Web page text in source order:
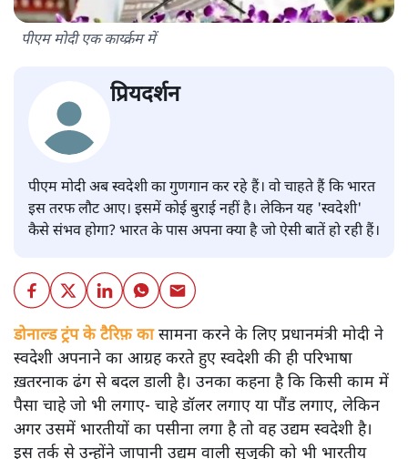
पीएम मोदी एक कार्य्क्रम में
प्रियदर्शन
पीएम मोदी अब स्वदेशी का गुणगान कर रहे हैं। वो चाहते हैं कि भारत
इस तरफ लौट आए। इसमें कोई बुराई नहीं है। लेकिन यह 'स्वदेशी'
कैसे संभव होगा? भारत के पास अपना क्या है जो ऐसी बातें हो रही हैं।
डोनाल्ड ट्रंप के टैरिफ़ कासामना करने के लिए प्रधानमंत्री मोदी ने
स्वदेशी अपनाने का आग्रह करते हुए स्वदेशी की ही परिभाषा
ख़तरनाक ढंग से बदल डाली है। उनका कहना है कि किसी काम में
पैसा चाहे जो भी लगाए- चाहे डॉलर लगाए या पौंड लगाए, लेकिन
अगर उसमें भारतीयों का पसीना लगा है तो वह उद्यम स्वदेशी है।
इस तर्क से उन्होंने जापानी उद्यम वाली सुजुकी को भी भारतीय